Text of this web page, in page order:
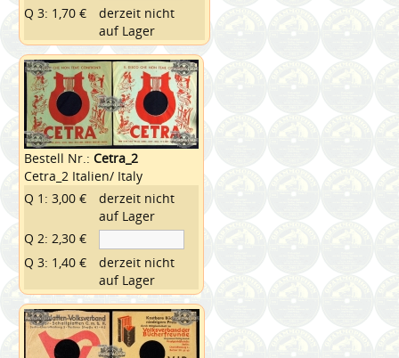
Q 3: 1,70 €
derzeit nicht
auf Lager
Bestell Nr.:Cetra_2
Cetra_2 Italien/ Italy
Q 1: 3,00 €
derzeit nicht
auf Lager
Q 2: 2,30 €
Q 3: 1,40 €
derzeit nicht
auf Lager